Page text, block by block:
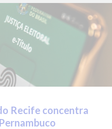
Recife concentra